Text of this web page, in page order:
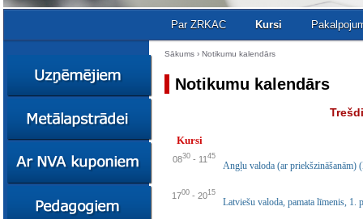
Par ZRKAC Kursi
uzņēmējdarbība
Resursi
Zemgales uzņēmumu
katalogs
Sākums › Notikumu kalendārs
Notikumu kalendārs
Kursi
0830 - 11 45
Angļu valoda (ar priekšzināšanām)
1700 - 2015
Latviešu valoda, pamata līmenis, 1.